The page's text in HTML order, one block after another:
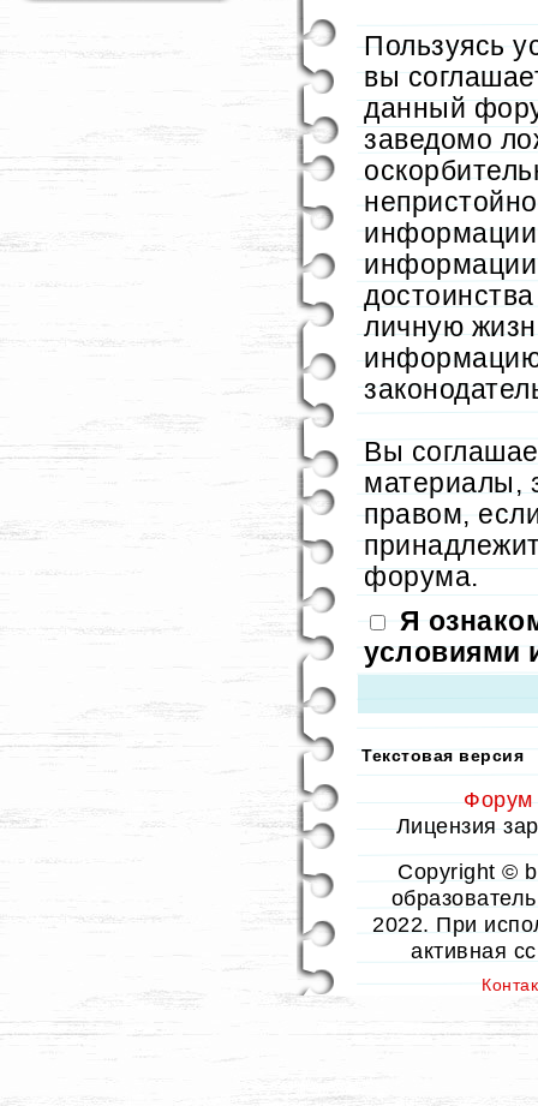
Пользуясь
вы
данный
заведомо
информации
личную
Вы
материалы,
правом,
форума.
Я
условиями
Текстовая версия
Форум
Лицензия
Copyright ©
2022. При
активная